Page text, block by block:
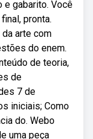
e gabarito. Você
pronta.
arte com
do enem.
de teoria,
de
7 de
iniciais; Como
do. Webo
uma peça